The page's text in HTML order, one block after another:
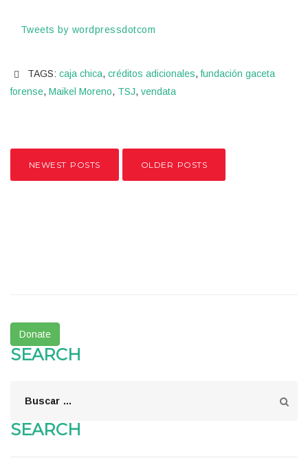
Tweets by wordpressdotcom
TAGS: caja chica, créditos adicionales,fundación gaceta
forense, Maikel Moreno, TSJ, vendata
NEWEST POSTS OLDER POSTS
Donate
SEARCH
SEARCH